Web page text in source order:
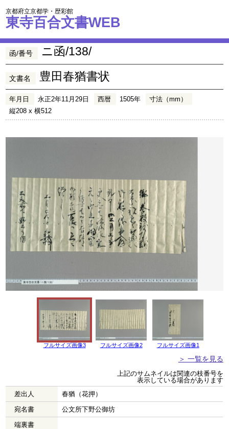
京都府立京都学・歴彩館
東寺百合文書WEB
函/番号 ニ函/138/
文書名 豊田春猶書状
年月日 永正2年11月29日 西暦 1505年
寸法（mm）
縦208 x 横512
フルサイズ画像3 フルサイズ画像2 フルサイズ画像1
＞ 一覧を見る
上記のサムネイルは関連の枝番号を
表示している場合があります
差出人
春猶（花押）
宛名書
公文所下野公御坊
端裏書